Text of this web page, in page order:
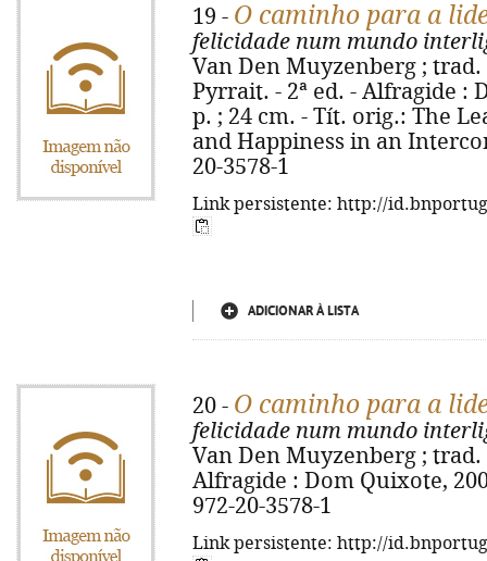
19 - O caminho para a
felicidade num mundo
Van Den Muyzenberg ;
Pyrrait. - 2ª ed. - Alfragide :
p. ; 24 cm. - Tít. orig.: The
and Happiness in an
20-3578-1
Link persistente: http://
ADICIONAR À LISTA
20 - O caminho para a
felicidade num mundo
Van Den Muyzenberg ; trad.
Alfragide : Dom Quixote,
972-20-3578-1
Link persistente: http://